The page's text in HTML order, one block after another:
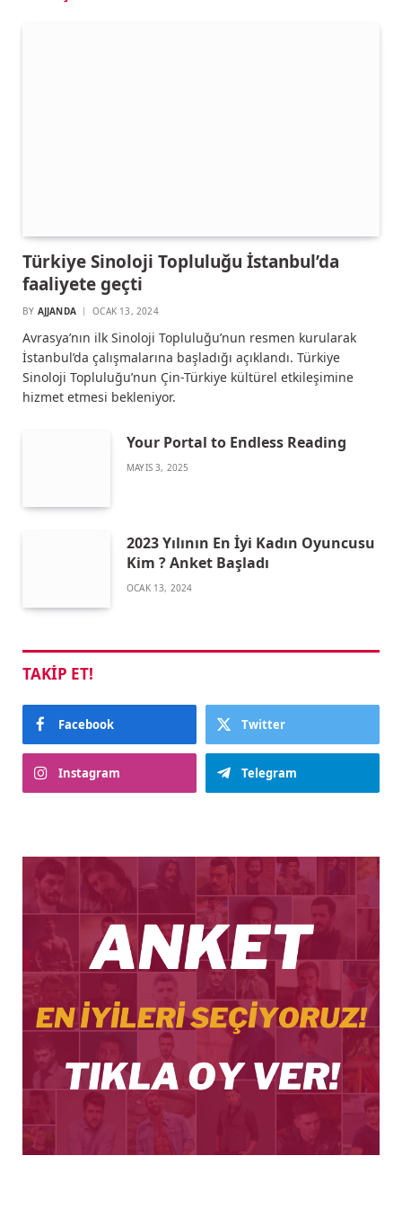
Türkiye Sinoloji Topluluğu İstanbul’da
faaliyete geçti
BY AJJANDA OCAK 13, 2024
Avrasya’nın ilk Sinoloji Topluluğu’nun resmen kurularak
İstanbul’da çalışmalarına başladığı açıklandı. Türkiye
Sinoloji Topluluğu’nun Çin-Türkiye kültürel etkileşimine
hizmet etmesi bekleniyor.
Your Portal to Endless Reading
MAYIS 3, 2025
2023 Yılının En İyi Kadın Oyuncusu
Kim ? Anket Başladı
OCAK 13, 2024
TAKIP ET!
Facebook Twitter
Instagram Telegram